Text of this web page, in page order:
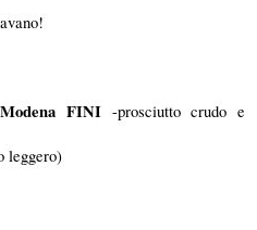
FINI-prosciutto crudo e
leggero)